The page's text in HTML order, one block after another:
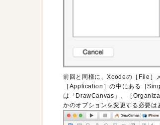
前回と同様に、Xcodeの［File］
［Application］の中にある［
は「DrawCanvas」、［
かのオプションを変更する必要は